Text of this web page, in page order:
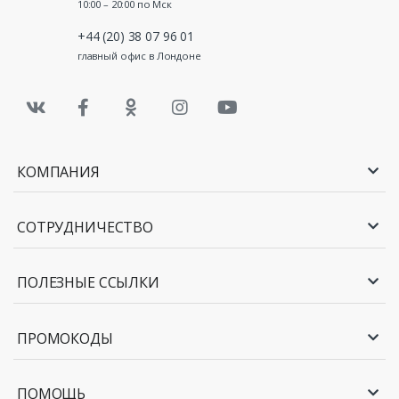
сэкономить ещё 2%от стоимости бронирования отеля,
воспользовавшись нашим кэшбэк-сервисом
кэшбэк Букинг.ком 75 евро, а Букинг кэшбэк 40 долларов
просто зарегистрироваться на SecretDiscounter.ru, найти в
поиске официальный сайт Booking.com, перейти на него с
и более долларов (в зависимости от стоимости вашей
покупки) отобразится на вашем балансе в личном
Discounter – лучший кэшбэк-сервис Букинга на просторах
СНГ. Теперь вы знаете, как получить кэшбэк на Букинге, не
Купоны Booking.com
10:00 – 20:00 по Мск
+44 (20) 38 07 96 01
главный офис в Лондоне
КОМПАНИЯ
СОТРУДНИЧЕСТВО
ПОЛЕЗНЫЕ ССЫЛКИ
ПРОМОКОДЫ
ПОМОЩЬ